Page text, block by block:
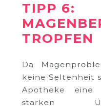
TIPP 6:
TROPFEN
Da
keine Seltenheit
Apotheke eine
starken